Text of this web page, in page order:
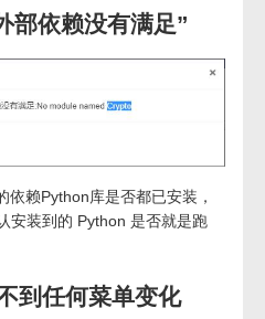
部依赖没有满足”
赖Python库是否都已安装，
安装到的 Python 是否就是跑
到任何菜单变化